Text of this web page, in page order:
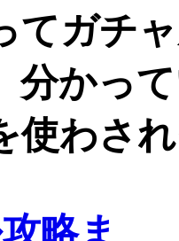
てガチ
かっ
使わさ